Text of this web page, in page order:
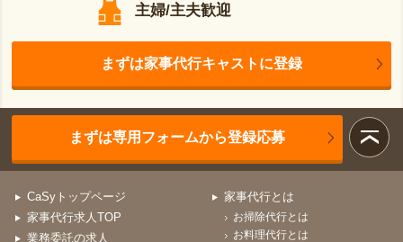
主婦/主夫歓迎
まずは家事代行キャストに登録
まずは専用フォームから登録応募
CaSyトップページ
家事代行求人TOP
業務委託の求人
家事代行とは
お掃除代行とは
お料理代行とは